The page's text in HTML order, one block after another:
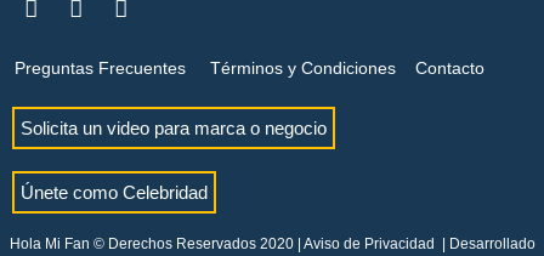
Preguntas Frecuentes Términos y Condiciones Contacto
Solicita un video para marca o negocio
Únete como Celebridad
Hola Mi Fan © Derechos Reservados 2020 | Aviso de Privacidad
| Desarrollado